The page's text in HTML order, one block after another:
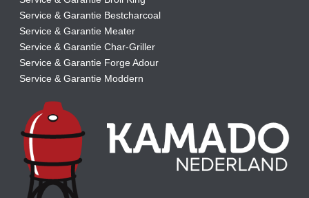
Service & Garantie Bestcharcoal
Service & Garantie Meater
Service & Garantie Char-Griller
Service & Garantie Forge Adour
Service & Garantie Moddern